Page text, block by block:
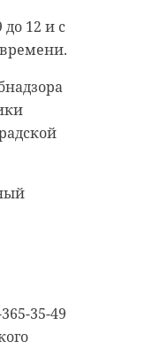
12 и с
35-49
на
«Время
в
на